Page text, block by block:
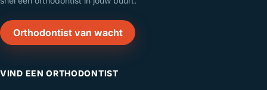
Orthodontist van wacht
VIND EEN ORTHODONTIST